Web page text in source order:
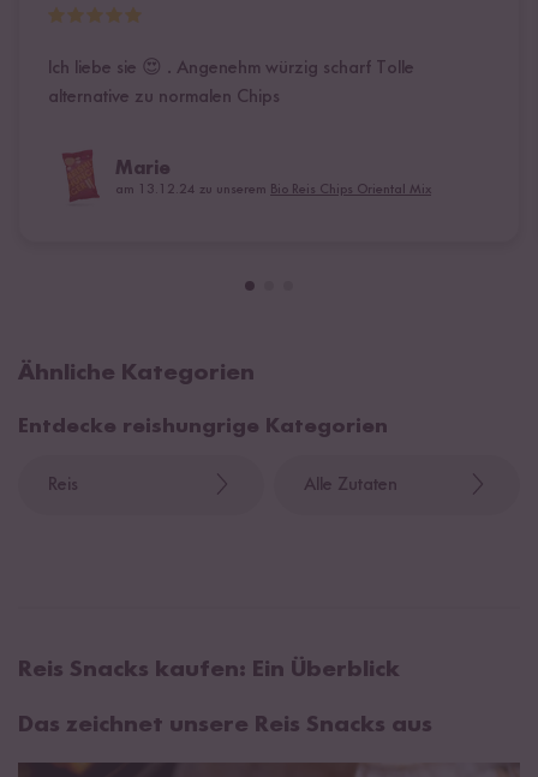
Ich liebe sie 😍 . Angenehm würzig scharf Tolle
alternative zu normalen Chips
Marie
am 13.12.24 zu unserem Bio Reis Chips Oriental Mix
Ähnliche Kategorien
Entdecke reishungrige Kategorien
Reis Alle Zutaten
Reis Snacks kaufen: Ein Überblick
Das zeichnet unsere Reis Snacks aus